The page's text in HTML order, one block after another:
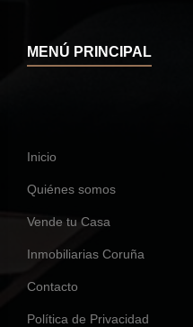
MENÚ PRINCIPAL
Inicio
Quiénes somos
Vende tu Casa
Inmobiliarias Coruña
Contacto
Política de Privacidad